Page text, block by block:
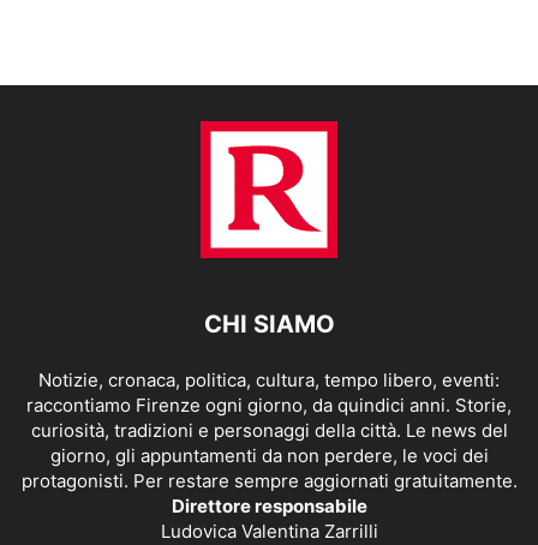
CHI SIAMO
Notizie, cronaca, politica, cultura, tempo libero, eventi:
raccontiamo Firenze ogni giorno, da quindici anni. Storie,
curiosità, tradizioni e personaggi della città. Le news del
giorno, gli appuntamenti da non perdere, le voci dei
protagonisti. Per restare sempre aggiornati gratuitamente.
Direttore responsabile
Ludovica Valentina Zarrilli